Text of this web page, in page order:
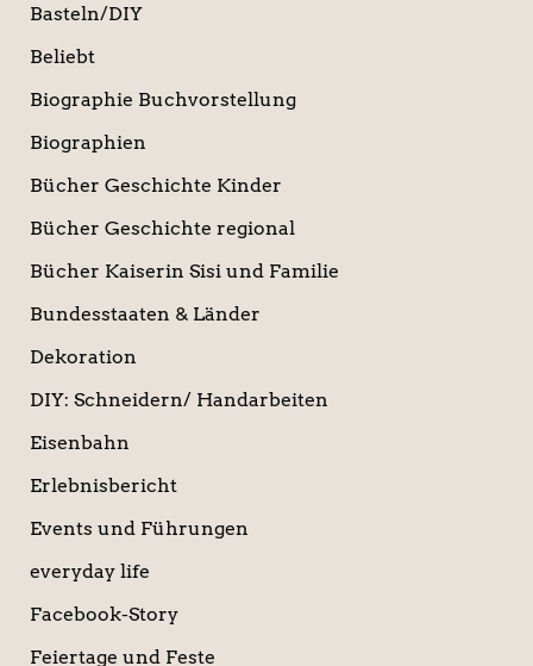
Basteln/DIY
Beliebt
Biographie Buchvorstellung
Biographien
Bücher Geschichte Kinder
Bücher Geschichte regional
Bücher Kaiserin Sisi und Familie
Bundesstaaten & Länder
Dekoration
DIY: Schneidern/ Handarbeiten
Eisenbahn
Erlebnisbericht
Events und Führungen
everyday life
Facebook-Story
Feiertage und Feste